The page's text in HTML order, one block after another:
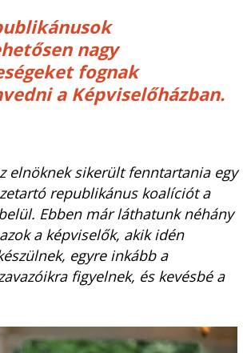
nagy
fognak
a Képviselőházban.
elnöknek sikerült fenntartania egy
republikánus koalíciót a
Ebben már láthatunk néhány
a képviselők, akik idén
egyre inkább a
figyelnek, és kevésbé a